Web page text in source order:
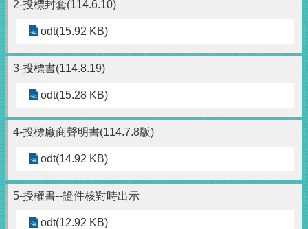
2-投標封套(114.6.10)
odt(15.92 KB)
3-投標書(114.8.19)
odt(15.28 KB)
4-投標廠商聲明書(114.7.8版)
odt(14.92 KB)
5-授權書--證件核對時出示
odt(12.92 KB)